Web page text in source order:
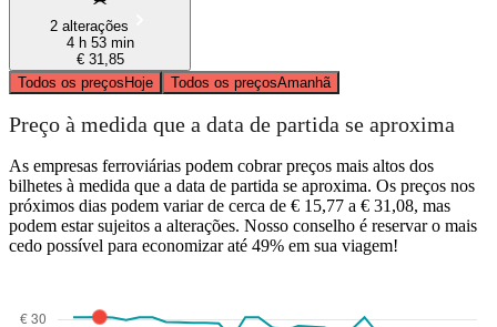
2 alterações
4 h 53 min
€ 31,85
Todos os preçosHoje Todos os preçosAmanhã
Preço à medida que a data de partida se aproxima
As empresas ferroviárias podem cobrar preços mais altos dos
bilhetes à medida que a data de partida se aproxima. Os preços nos
próximos dias podem variar de cerca de € 15,77 a € 31,08, mas
podem estar sujeitos a alterações. Nosso conselho é reservar o mais
cedo possível para economizar até 49% em sua viagem!